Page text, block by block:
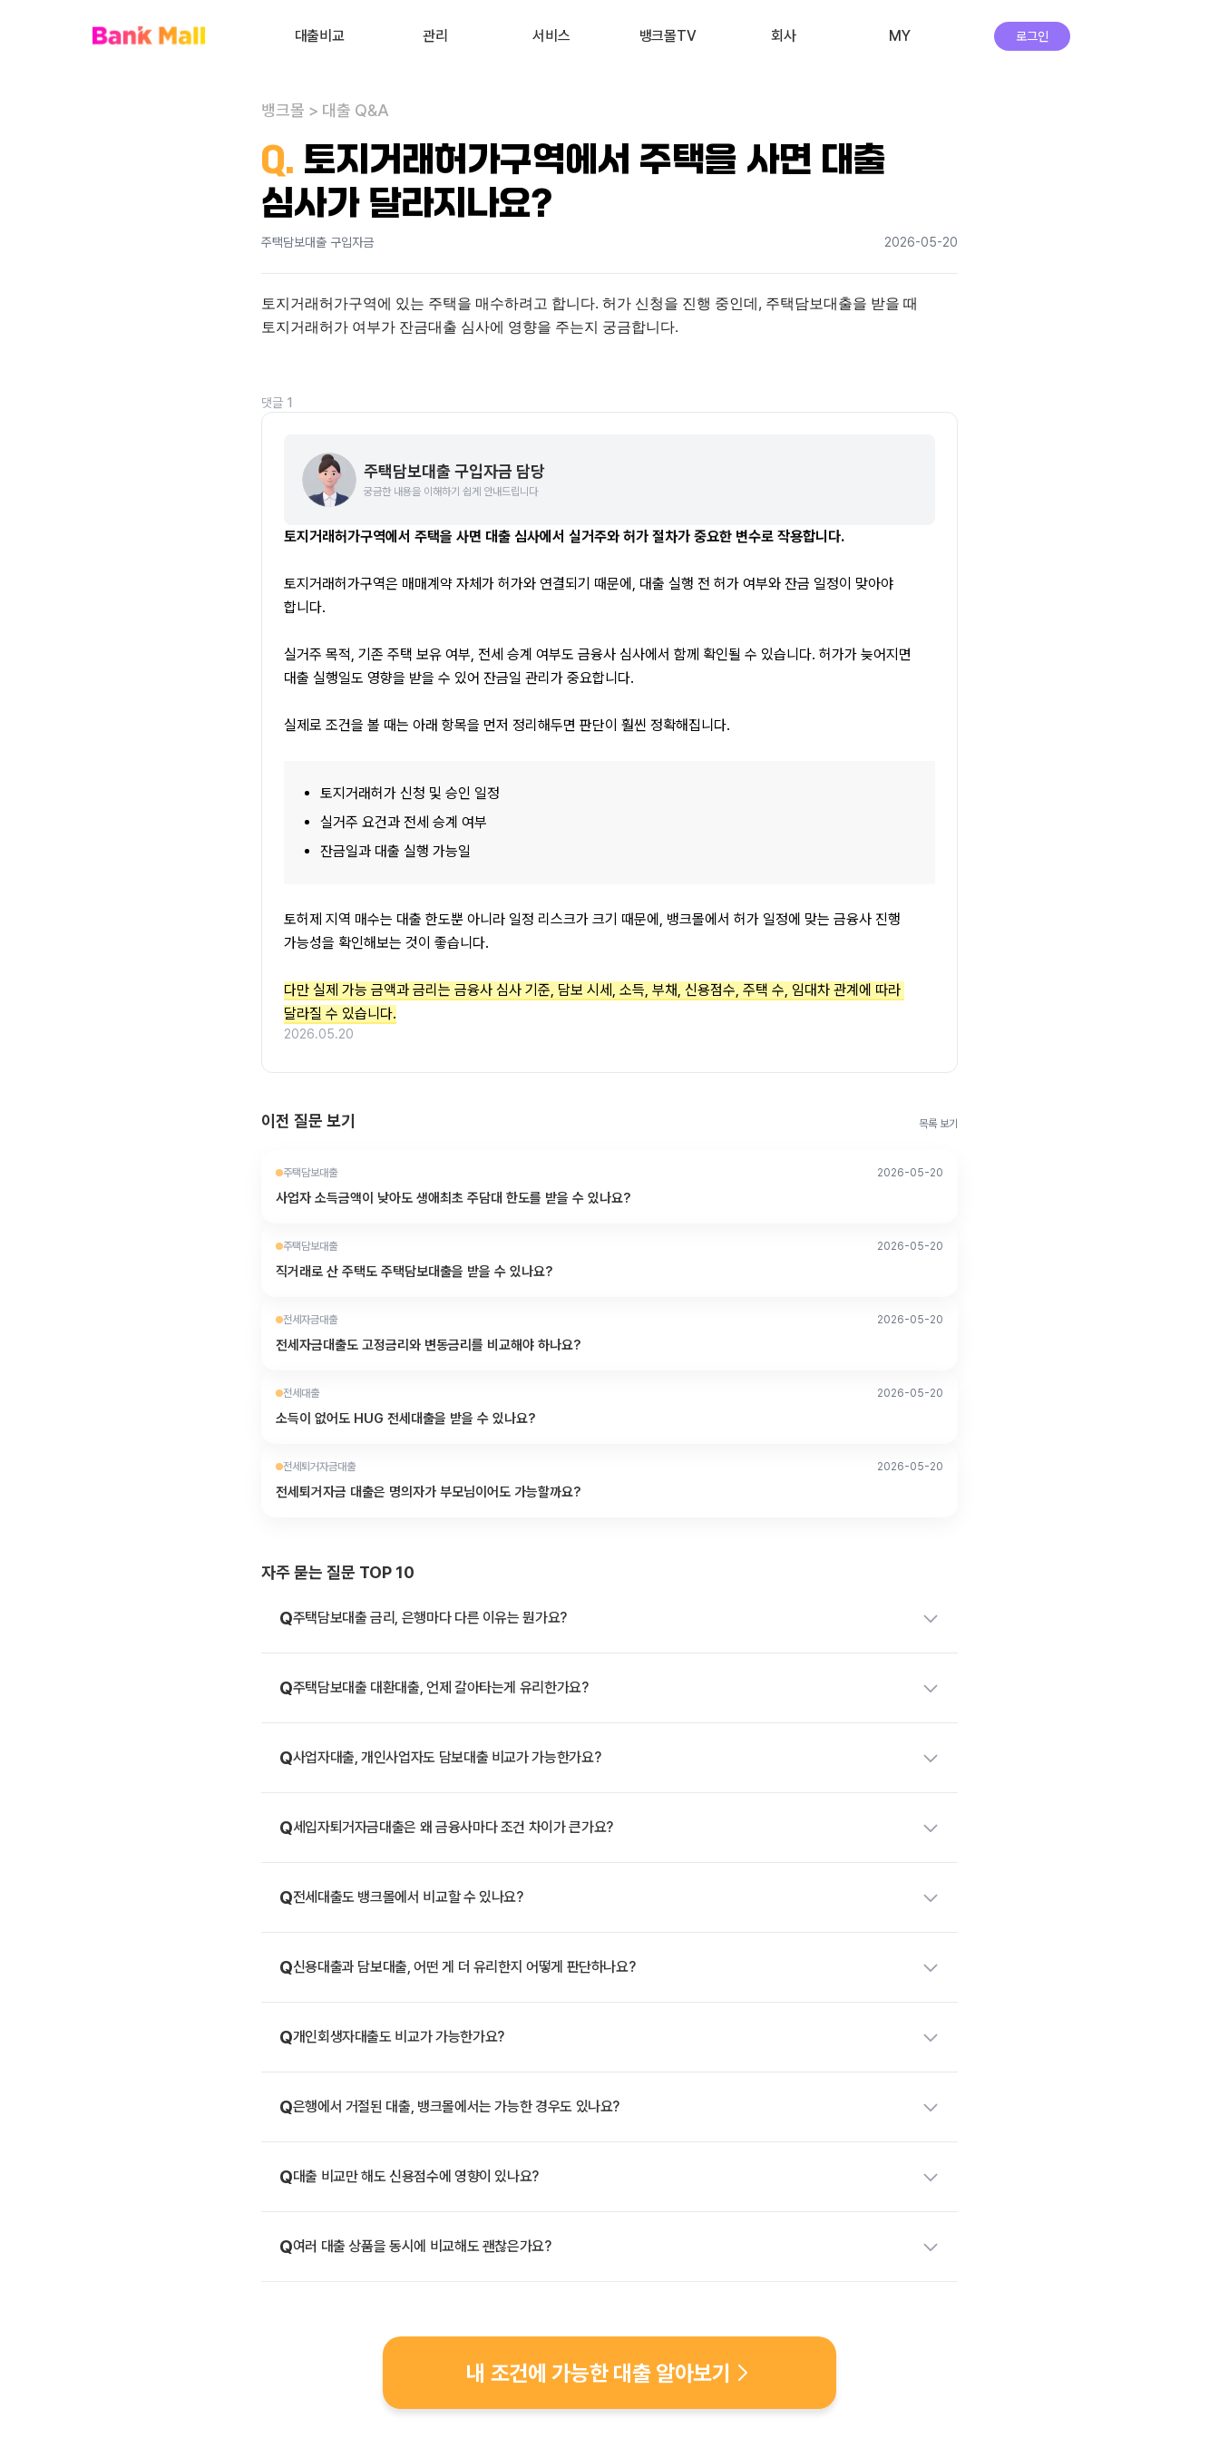
대출비교 관리 서비스 뱅크몰TV 회사 MY
대출상담사 찾기
사업자대출
전세대출
신용대출
개인회생자대출
내 대출 관리
내 부동산 관리
투자 상품비교 뉴스 고객 후기 자주하는 질문
실시간 상담
로그인
뱅크몰 > 대출 Q&A
Q. 토지거래허가구역에서 주택을 사면 대출
심사가 달라지나요?
주택담보대출 구입자금 2026-05-20
토지거래허가구역에 있는 주택을 매수하려고 합니다. 허가 신청을 진행 중인데, 주택담보대출을 받을 때
토지거래허가 여부가 잔금대출 심사에 영향을 주는지 궁금합니다.
댓글 1
주택담보대출 구입자금 담당
궁금한 내용을 이해하기 쉽게 안내드립니다
토지거래허가구역에서 주택을 사면 대출 심사에서 실거주와 허가 절차가 중요한 변수로 작용합니다.
토지거래허가구역은 매매계약 자체가 허가와 연결되기 때문에, 대출 실행 전 허가 여부와 잔금 일정이 맞아야
합니다.
실거주 목적, 기존 주택 보유 여부, 전세 승계 여부도 금융사 심사에서 함께 확인될 수 있습니다. 허가가 늦어지면
대출 실행일도 영향을 받을 수 있어 잔금일 관리가 중요합니다.
실제로 조건을 볼 때는 아래 항목을 먼저 정리해두면 판단이 훨씬 정확해집니다.
토지거래허가 신청 및 승인 일정
실거주 요건과 전세 승계 여부
잔금일과 대출 실행 가능일
토허제 지역 매수는 대출 한도뿐 아니라 일정 리스크가 크기 때문에, 뱅크몰에서 허가 일정에 맞는 금융사 진행
가능성을 확인해보는 것이 좋습니다.
다만 실제 가능 금액과 금리는 금융사 심사 기준, 담보 시세, 소득, 부채, 신용점수, 주택 수, 임대차 관계에 따라
달라질 수 있습니다.
2026.05.20
이전 질문 보기 목록 보기
주택담보대출 2026-05-20
사업자 소득금액이 낮아도 생애최초 주담대 한도를 받을 수 있나요?
주택담보대출 2026-05-20
직거래로 산 주택도 주택담보대출을 받을 수 있나요?
전세자금대출 2026-05-20
전세자금대출도 고정금리와 변동금리를 비교해야 하나요?
전세대출 2026-05-20
소득이 없어도 HUG 전세대출을 받을 수 있나요?
전세퇴거자금대출 2026-05-20
전세퇴거자금 대출은 명의자가 부모님이어도 가능할까요?
자주 묻는 질문 TOP 10
Q주택담보대출 금리, 은행마다 다른 이유는 뭔가요?
Q주택담보대출 대환대출, 언제 갈아타는게 유리한가요?
Q사업자대출, 개인사업자도 담보대출 비교가 가능한가요?
Q세입자퇴거자금대출은 왜 금융사마다 조건 차이가 큰가요?
Q전세대출도 뱅크몰에서 비교할 수 있나요?
Q신용대출과 담보대출, 어떤 게 더 유리한지 어떻게 판단하나요?
Q개인회생자대출도 비교가 가능한가요?
Q은행에서 거절된 대출, 뱅크몰에서는 가능한 경우도 있나요?
Q대출 비교만 해도 신용점수에 영향이 있나요?
Q여러 대출 상품을 동시에 비교해도 괜찮은가요?
내 조건에 가능한 대출 알아보기